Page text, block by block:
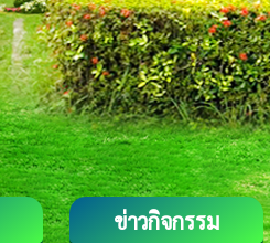
ข่าวกิจกรรม